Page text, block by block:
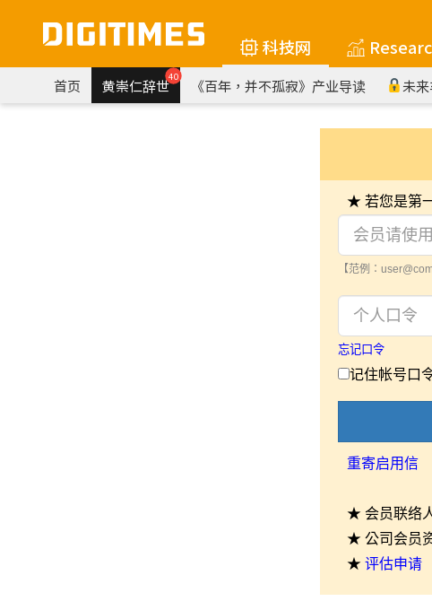
科技网
首页 黄崇仁辞世40 《百年，并不孤寂》产业导读 未
★ 若您是第
【范例：
忘记口令
记住帐号口
重寄启用信
★ 会员联络
★ 公司会员
★ 评估申请